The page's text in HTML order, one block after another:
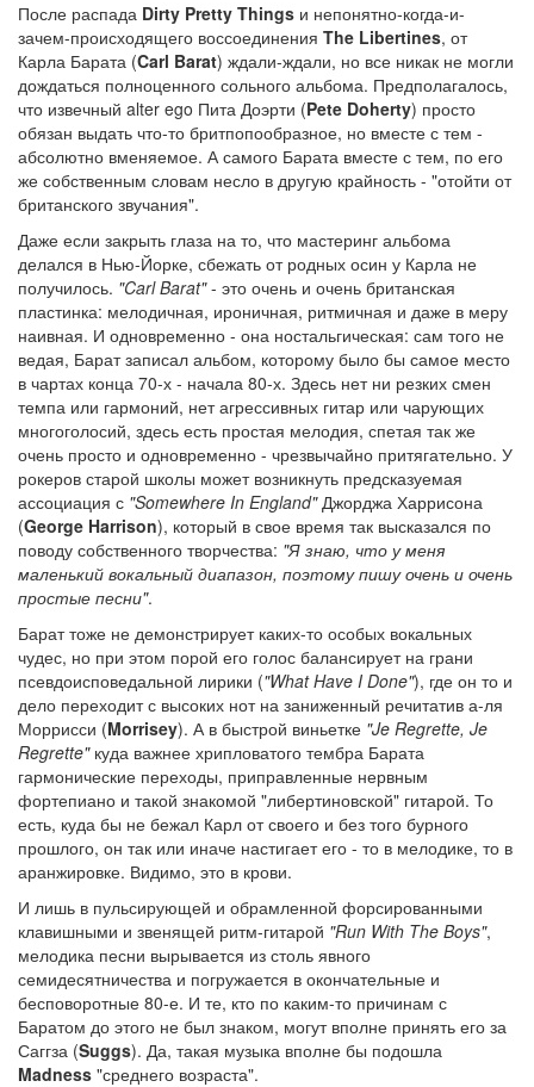
После распада Dirty Pretty Things и непонятно-когда-и-
зачем-происходящего воссоединения The Libertines, от
Карла Барата (Carl Barat) ждали-ждали, но все никак не могли
дождаться полноценного сольного альбома. Предполагалось,
что извечный alter ego Пита Доэрти (Pete Doherty) просто
обязан выдать что-то бритпопообразное, но вместе с тем -
абсолютно вменяемое. А самого Барата вместе с тем, по его
же собственным словам несло в другую крайность - "отойти от
британского звучания".
Даже если закрыть глаза на то, что мастеринг альбома
делался в Нью-Йорке, сбежать от родных осин у Карла не
получилось. "Carl Barat"- это очень и очень британская
пластинка: мелодичная, ироничная, ритмичная и даже в меру
наивная. И одновременно - она ностальгическая: сам того не
ведая, Барат записал альбом, которому было бы самое место
в чартах конца 70-х - начала 80-х. Здесь нет ни резких смен
темпа или гармоний, нет агрессивных гитар или чарующих
многоголосий, здесь есть простая мелодия, спетая так же
очень просто и одновременно - чрезвычайно притягательно. У
рокеров старой школы может возникнуть предсказуемая
ассоциация с "Somewhere In England"Джорджа Харрисона
(George Harrison), который в свое время так высказался по
поводу собственного творчества: "Я знаю, что у меня
маленький вокальный диапазон, поэтому пишу очень и очень
простые песни".
Барат тоже не демонстрирует каких-то особых вокальных
чудес, но при этом порой его голос балансирует на грани
псевдоисповедальной лирики ("What Have I Done"), где он то и
дело переходит с высоких нот на заниженный речитатив а-ля
Моррисси (Morrisey). А в быстрой виньетке "Je Regrette, Je
Regrette"куда важнее хрипловатого тембра Барата
гармонические переходы, приправленные нервным
фортепиано и такой знакомой "либертиновской" гитарой. То
есть, куда бы не бежал Карл от своего и без того бурного
прошлого, он так или иначе настигает его - то в мелодике, то в
аранжировке. Видимо, это в крови.
И лишь в пульсирующей и обрамленной форсированными
клавишными и звенящей ритм-гитарой "Run With The Boys",
мелодика песни вырывается из столь явного
семидесятничества и погружается в окончательные и
бесповоротные 80-е. И те, кто по каким-то причинам с
Баратом до этого не был знаком, могут вполне принять его за
Саггза (Suggs). Да, такая музыка вполне бы подошла
Madness "среднего возраста".